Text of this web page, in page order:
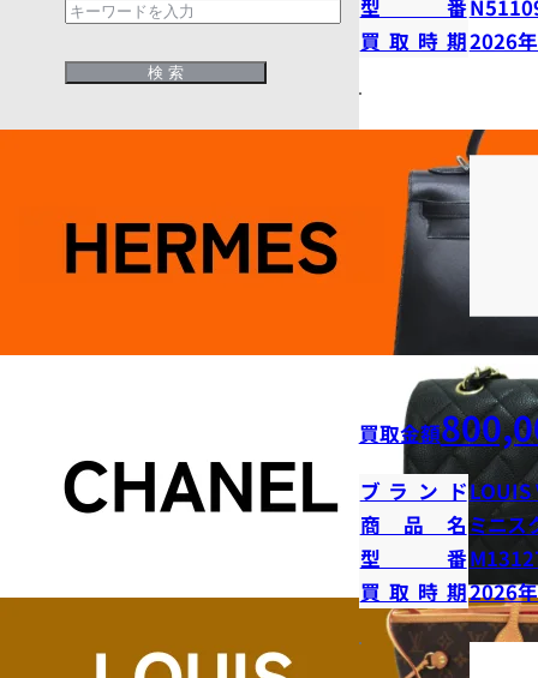
型番
買取時期2026
買取金額
ブランドLOUIS
商品名 ミニス
型番
買取時期2026